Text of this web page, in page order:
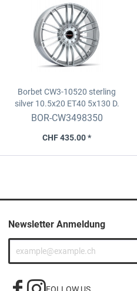
Borbet CW3-10520 sterling
silver 10.5x20 ET40 5x130 D.
66.6
BOR-CW3498350
CHF 435.00 *
Newsletter Anmeldung